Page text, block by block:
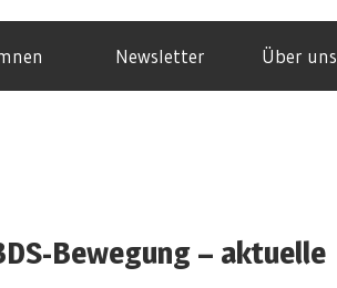
Newsletter Über uns
Bewegung – aktuelle